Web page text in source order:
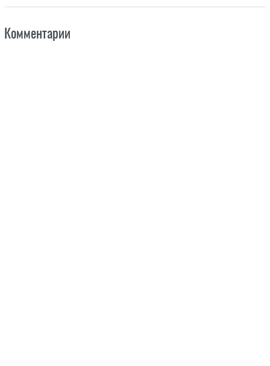
Комментарии